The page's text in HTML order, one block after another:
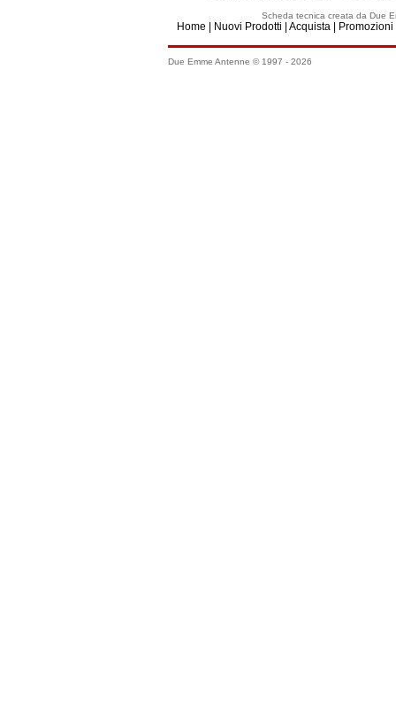
Scheda tecnica creata da Due
Home Nuovi Prodotti Acquista Promozioni
Due Emme Antenne © 1997 - 2026